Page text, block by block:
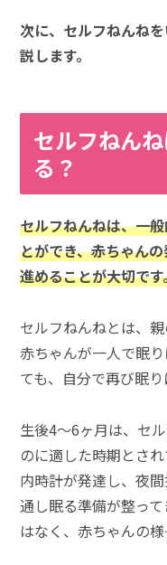
次に、セルフねんね
説します。
セルフねん
る？
セルフねんねは、一
とができ、赤ちゃん
進めることが大切です
セルフねんねとは、
赤ちゃんが一人で眠
ても、自分で再び眠
生後4～6ヶ月は、セ
のに適した時期とさ
内時計が発達し、夜
通し眠る準備が整っ
はなく、赤ちゃんの